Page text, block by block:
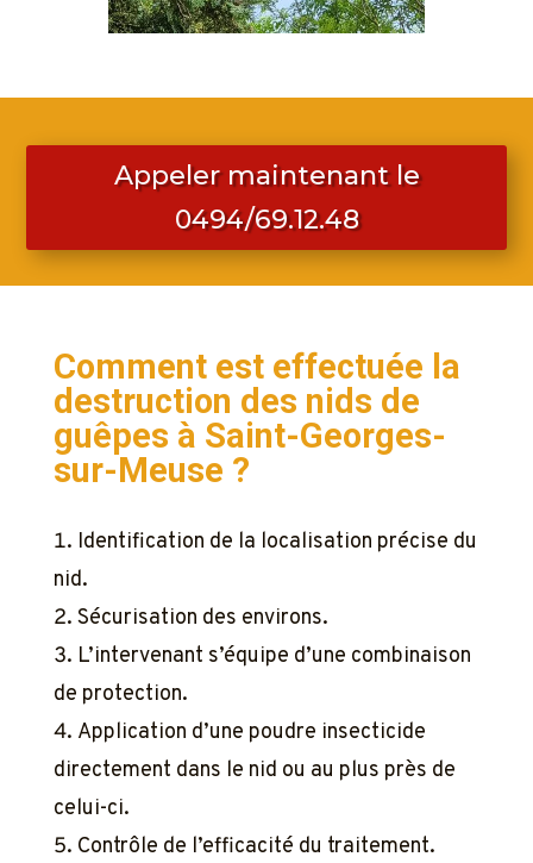
Appeler maintenant le
0494/69.12.48
Comment est effectuée la
destruction des nids de
guêpes à Saint-Georges-
sur-Meuse ?
Identification de la localisation précise du
nid.
Sécurisation des environs.
L’intervenant s’équipe d’une combinaison
de protection.
Application d’une poudre insecticide
directement dans le nid ou au plus près de
celui-ci.
Contrôle de l’efficacité du traitement.